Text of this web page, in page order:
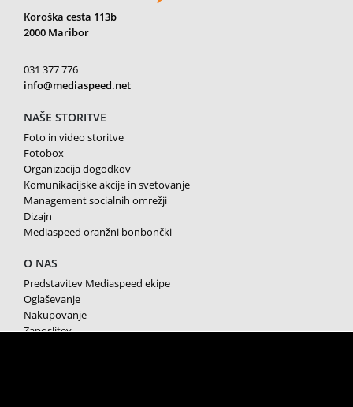
Koroška cesta 113b
2000 Maribor
031 377 776
info@mediaspeed.net
NAŠE STORITVE
Foto in video storitve
Fotobox
Organizacija dogodkov
Komunikacijske akcije in svetovanje
Management socialnih omrežji
Dizajn
Mediaspeed oranžni bonbončki
O NAS
Predstavitev Mediaspeed ekipe
Oglaševanje
Nakupovanje
Zaposlitev